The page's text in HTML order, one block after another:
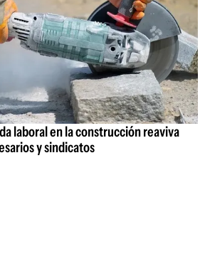
laboral en la construcción reaviva
y sindicatos